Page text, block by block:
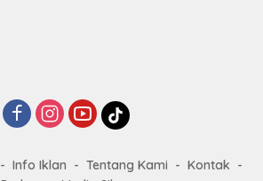
Info Iklan Tentang Kami
Kontak